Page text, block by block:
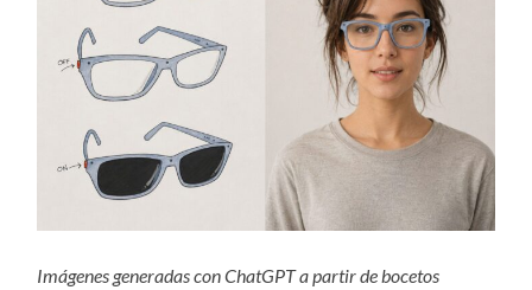
Imágenes generadas con ChatGPT a partir de bocetos